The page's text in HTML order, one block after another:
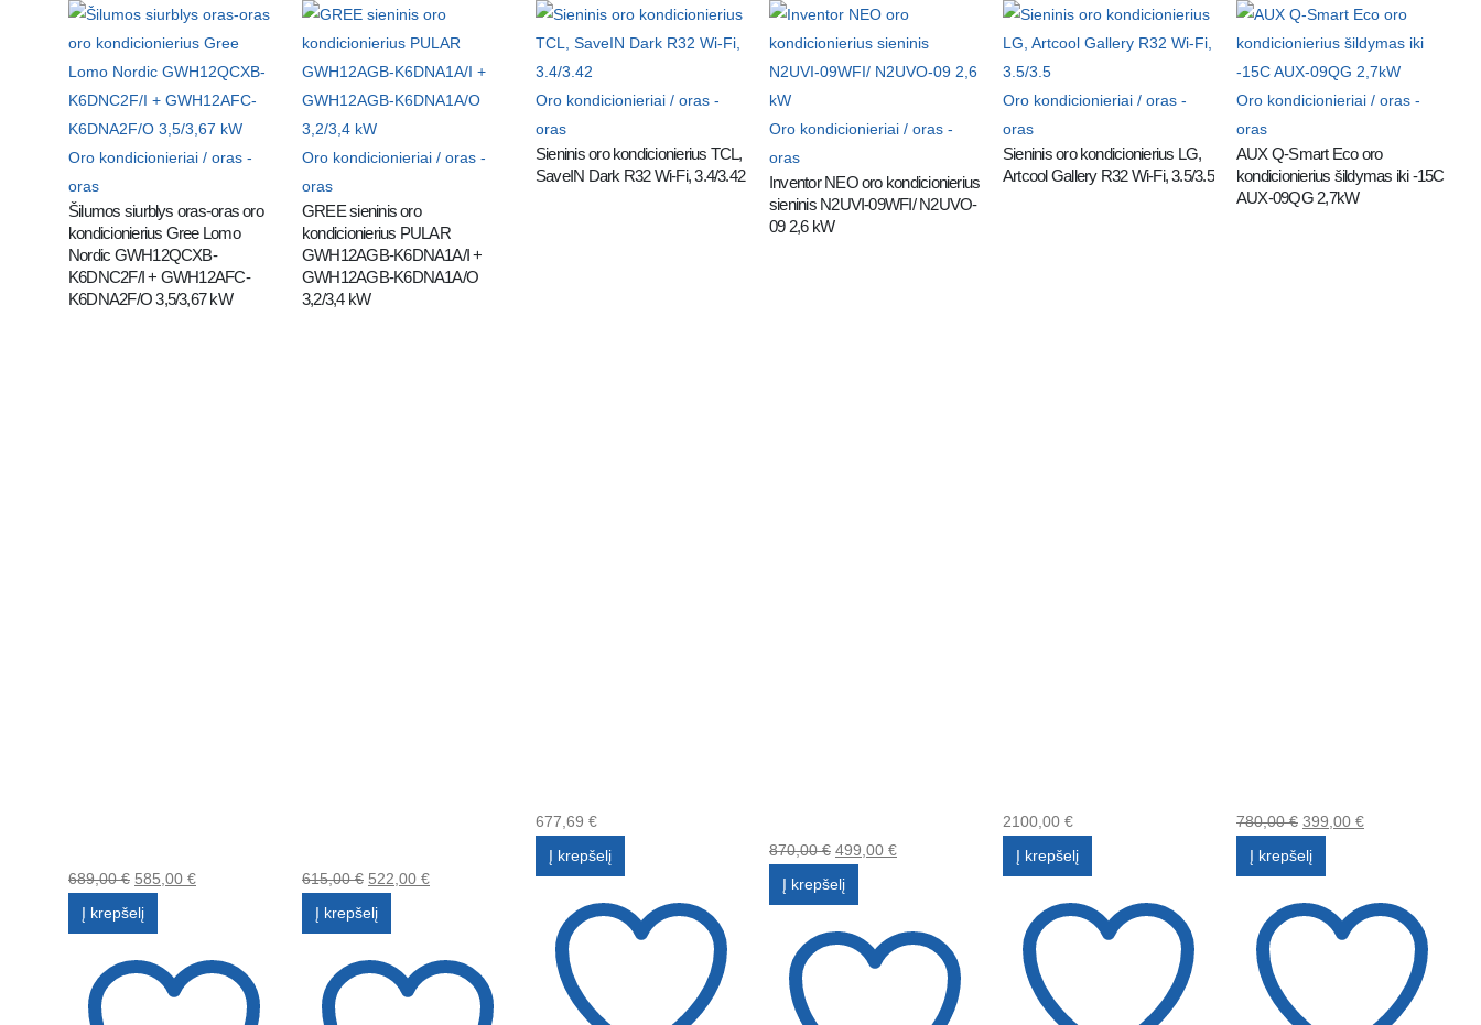
Oro kondicionieriai / oras -
oras
Šilumos siurblys oras-oras oro
kondicionierius Gree Lomo
Nordic GWH12QCXB-
K6DNC2F/I + GWH12AFC-
K6DNA2F/O 3,5/3,67 kW
689,00€ 585,00 €
Į krepšelį
Oro kondicionieriai / oras -
oras
GREE sieninis oro
kondicionierius PULAR
GWH12AGB-K6DNA1A/I +
GWH12AGB-K6DNA1A/O
3,2/3,4 kW
615,00€ 522,00 €
Į krepšelį
Oro kondicionieriai / oras -
oras
Sieninis oro kondicionierius TCL,
SaveIN Dark R32 Wi-Fi, 3.4/3.42
677,69 €
Į krepšelį
Oro kondicionieriai / oras -
oras
Inventor NEO oro kondicionierius
sieninis N2UVI-09WFI/ N2UVO-
09 2,6 kW
870,00€ 499,00 €
Į krepšelį
Oro kondicionieriai / oras -
oras
Sieninis oro kondicionierius LG,
Artcool Gallery R32 Wi-Fi, 3.5/3.5
2100,00 €
Į krepšelį
Oro kondicionieriai / oras -
oras
AUX Q-Smart Eco oro
kondicionierius šildymas iki -15C
AUX-09QG 2,7kW
780,00€ 399,00 €
Į krepšelį